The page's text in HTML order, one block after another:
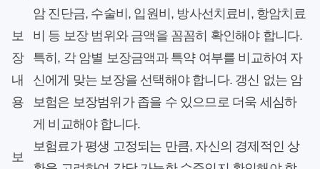
보
장
내
용
암 진단금, 수술비, 입원비, 방사선치료비, 항암치료
비 등 보장 범위와 금액을 꼼꼼히 확인해야 합니다.
특히, 각 암별 보장금액과 특약 여부를 비교하여 자
신에게 맞는 보장을 선택해야 합니다. 갱신 없는 암
보험은 보장범위가 좁을 수 있으므로 더욱 세심하
게 비교해야 합니다.
보
보험료가 평생 고정되는 만큼, 자신의 경제적인 상